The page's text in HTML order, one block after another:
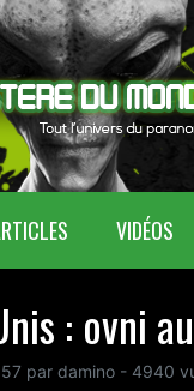
VIDÉOS
: ovni
par damino - 4940